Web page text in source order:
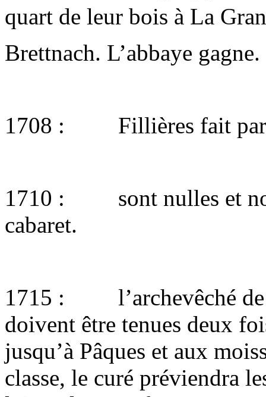
quart de leur bois à La
Brettnach. L’abbaye gagne.
1708 : Fillières fait
1710 : sont nulles et non
cabaret.
1715 : l’archevêché de
doivent être tenues deux
jusqu’à Pâques et aux
classe, le curé préviendra